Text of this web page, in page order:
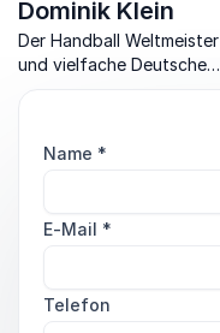
Dominik Klein
Der Handball Weltmeister
und vielfache Deutsche
Name *
E-Mail *
Telefon